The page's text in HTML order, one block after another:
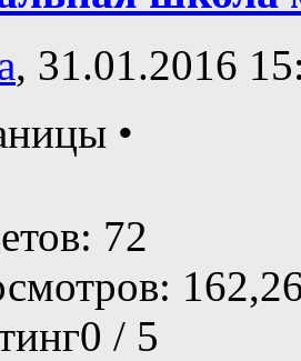
, 31.01.2016
•
72
/ 5